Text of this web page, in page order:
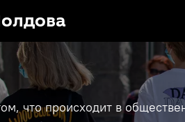
что происходит в